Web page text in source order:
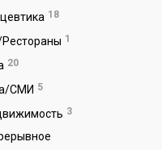
18
1
20
СМИ 5
3